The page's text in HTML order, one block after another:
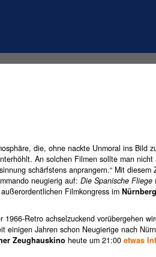
die, ohne nackte Unmoral ins Bild
An solchen Filmen sollte man nicht
schärfstens anprangern.“ Mit diesem
neugierig auf: Die Spanische Fliege
Filmkongress im
1966-Retro achselzuckend vorübergehen
einigen Jahren schon Neugierige nach
Zeughauskino heute um 21:00 etwas